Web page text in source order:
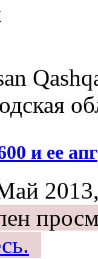
и ее